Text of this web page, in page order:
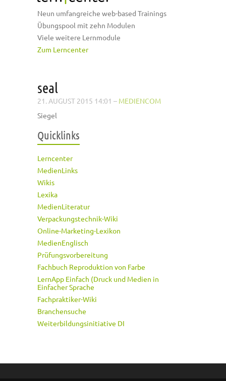
Neun umfangreiche web-based Trainings
Übungspool mit zehn Modulen
Viele weitere Lernmodule
Zum Lerncenter
seal
21. AUGUST 2015 14:01 – MEDIENCOM
Siegel
Quicklinks
Lerncenter
MedienLinks
Wikis
Lexika
MedienLiteratur
Verpackungstechnik-Wiki
Online-Marketing-Lexikon
MedienEnglisch
Prüfungsvorbereitung
Fachbuch Reproduktion von Farbe
LernApp Einfach (Druck und Medien in
Einfacher Sprache
Fachpraktiker-Wiki
Branchensuche
Weiterbildungsinitiative DI